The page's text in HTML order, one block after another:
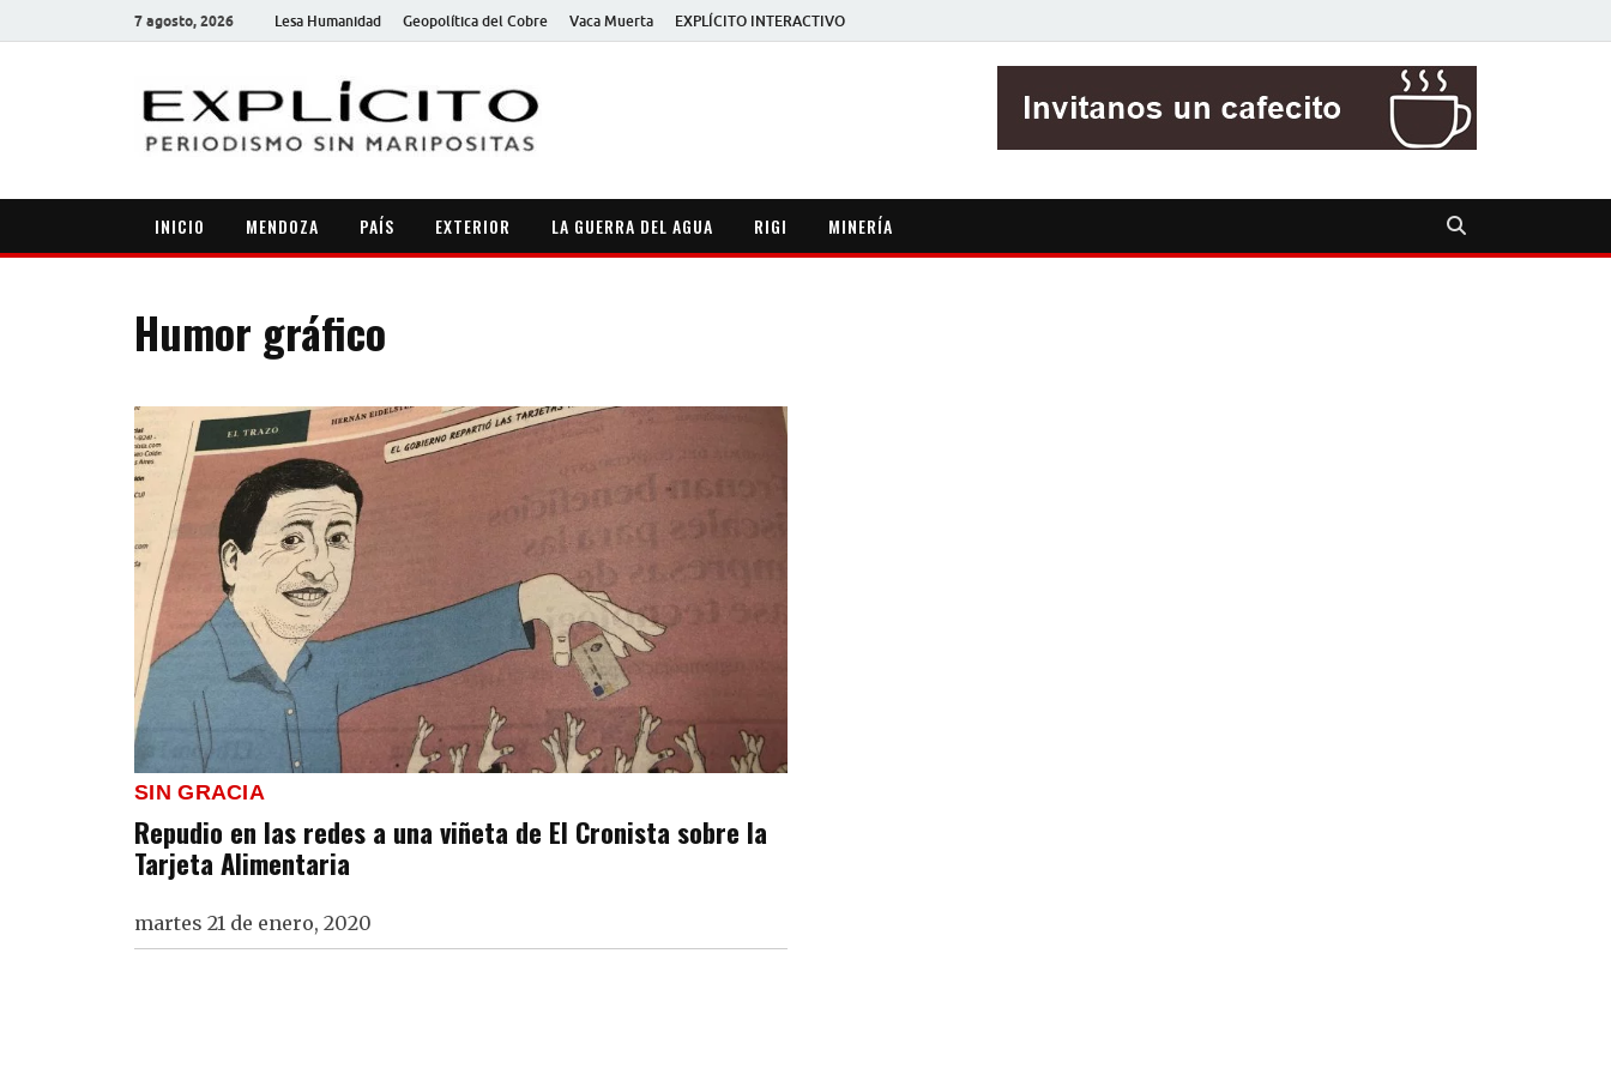
7 agosto, 2026 Lesa Humanidad Geopolítica del Cobre Vaca Muerta EXPLÍCITO INTERACTIVO
INICIO MENDOZA PAÍS EXTERIOR LA GUERRA DEL AGUA RIGI MINERÍA
Humor gráfico
SIN GRACIA
Repudio en las redes a una viñeta de El Cronista sobre la
Tarjeta Alimentaria
martes 21 de enero, 2020